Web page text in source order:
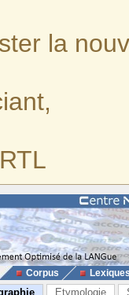
la
Corpus
Etymologie